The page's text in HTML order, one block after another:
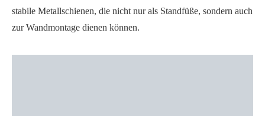
stabile Metallschienen, die nicht nur als Standfüße, sondern auch
zur Wandmontage dienen können.